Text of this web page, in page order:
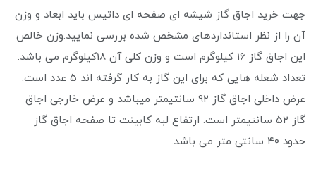
جهت خرید اجاق گاز شیشه ای صفحه ای داتیس باید ابعاد و وزن
آن را از نظر استانداردهای مشخص شده بررسی نمایید.وزن خالص
این اجاق گاز ۱۶ کیلوگرم است و وزن کلی آن 18کیلوگرم می باشد.
تعداد شعله هایی که برای این گاز به کار گرفته اند ۵ عدد است.
عرض داخلی اجاق گاز ۹۲ سانتیمتر میباشد و عرض خارجی اجاق
گاز ۵۲ سانتیمتر است. ارتفاع لبه کابینت تا صفحه اجاق گاز
حدود ۴۰ سانتی متر می باشد.